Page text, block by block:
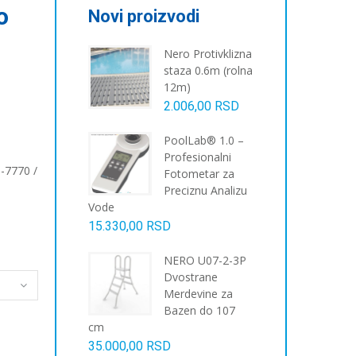
7770 /
Novi proizvodi
Nero Protivklizna
staza 0.6m (rolna
12m)
2.006,00 RSD
PoolLab® 1.0 –
Profesionalni
Fotometar za
Preciznu Analizu
Vode
15.330,00 RSD
NERO U07-2-3P
Dvostrane
Merdevine za
Bazen do 107
cm
35.000,00 RSD